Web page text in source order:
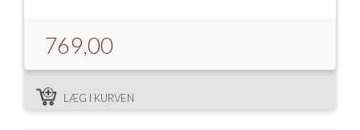
769,00
LÆG I KURVEN